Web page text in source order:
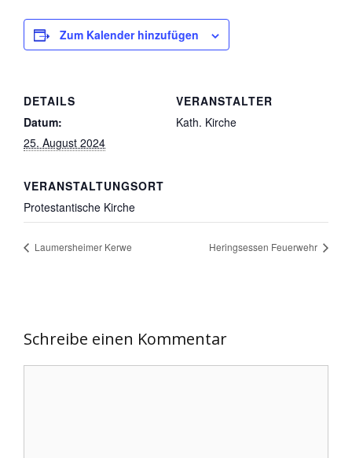
Zum Kalender hinzufügen
DETAILS
Datum:
25. August 2024
VERANSTALTER
Kath. Kirche
VERANSTALTUNGSORT
Protestantische Kirche
Laumersheimer Kerwe Heringsessen Feuerwehr
Schreibe einen Kommentar